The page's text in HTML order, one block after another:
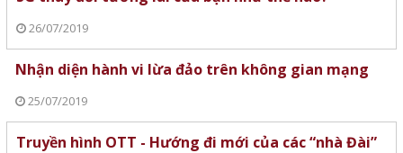
26/07/2019
Nhận diện hành vi lừa đảo trên không gian mạng
25/07/2019
Truyền hình OTT - Hướng đi mới của các “nhà Đài”